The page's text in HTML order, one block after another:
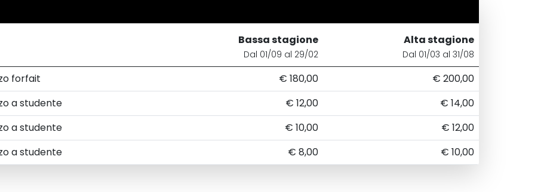
Bassa stagione
Dal 01/09 al 29/02
Alta stagione
Dal 01/03 al 31/08
forfait € 180,00
€ 200,00
a studente € 12,00
€ 14,00
a studente € 10,00
€ 12,00
a studente € 8,00 € 10,00